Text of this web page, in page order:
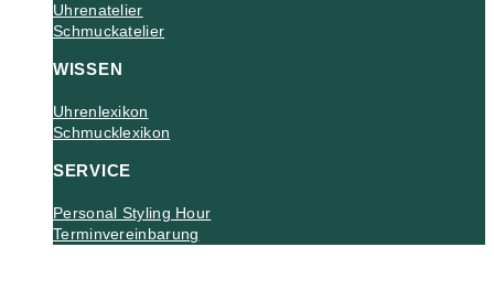
Uhrenatelier
Schmuckatelier
WISSEN
Uhrenlexikon
Schmucklexikon
SERVICE
Personal Styling Hour
Terminvereinbarung